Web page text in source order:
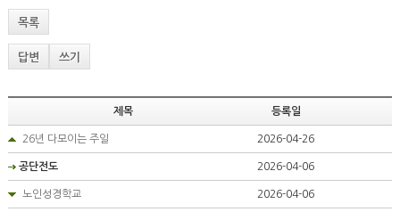
목록
답변 쓰기
제목 등록일
26년 다모이는 주일 2026-04-26
공단전도 2026-04-06
노인성경학교 2026-04-06